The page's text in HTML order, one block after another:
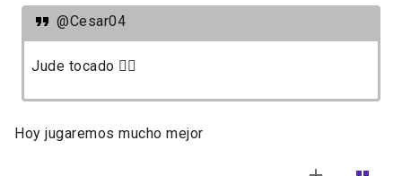
@Cesar04
Jude tocado 🤦‍♂️
Hoy jugaremos mucho mejor